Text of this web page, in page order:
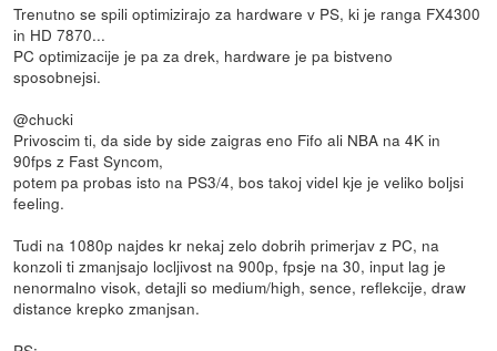
Trenutno se spili optimizirajo za hardware v PS, ki je ranga FX4300
in HD 7870...
PC optimizacije je pa za drek, hardware je pa bistveno
sposobnejsi.
@chucki
Privoscim ti, da side by side zaigras eno Fifo ali NBA na 4K in
90fps z Fast Syncom,
potem pa probas isto na PS3/4, bos takoj videl kje je veliko boljsi
feeling.
Tudi na 1080p najdes kr nekaj zelo dobrih primerjav z PC, na
konzoli ti zmanjsajo locljivost na 900p, fpsje na 30, input lag je
nenormalno visok, detajli so medium/high, sence, reflekcije, draw
distance krepko zmanjsan.